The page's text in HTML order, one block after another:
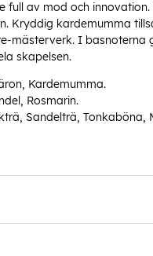
full av mod och
Kryddig kardemumma
mästerverk. I basnoterna
skapelsen.
Kardemumma.
Rosmarin.
Sandelträ, Tonkaböna,